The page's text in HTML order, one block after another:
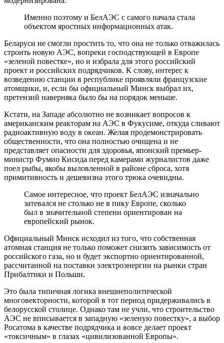
Именно поэтому и БелАЭС с самого начала стала
объектом яростных информационных атак.
Беларуси не смогли простить то, что она не только отважилась
строить новую АЭС, вопреки господствующей в Европе
«зеленой повестке», но и избрала для этого российский
проект и российских подрядчиков. К слову, интерес к
возведению станции в республике проявляли французские
атомщики, и, если бы официальный Минск выбрал их,
претензий наверняка было бы на порядок меньше.
Кстати, на Западе абсолютно не возникает вопросов к
американским реакторам на АЭС в Фукусиме, откуда сливают
радиоактивную воду в океан. Желая продемонстрировать
общественности, что она полностью очищена и не
представляет опасности для здоровья, японский премьер-
министр Фумио Кисида перед камерами журналистов даже
поел рыбы, якобы выловленной в районе сброса, хотя
примитивность и дешевизна этого трюка очевидны.
Самое интересное, что проект БелАЭС изначально
затевался не столько не в пику Европе, сколько
был в значительной степени ориентирован на
европейский рынок.
Официальный Минск исходил из того, что собственная
атомная станция не только поможет снизить зависимость от
российского газа, но и будет экспортно ориентированной,
рассчитанной на поставки электроэнергии на рынки стран
Прибалтики и Польши.
Это была типичная логика внешнеполитической
многовекторности, которой в тот период придерживались в
белорусской столице. Однако там не учли, что строительство
АЭС не вписывается в западную «зеленую повестку», а выбор
Росатома в качестве подрядчика и вовсе делает проект
«токсичным» в глазах «цивилизованной Европы».